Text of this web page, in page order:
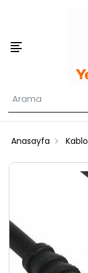
Anasayfa